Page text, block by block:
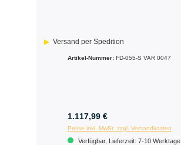
Versand per Spedition
Artikel-Nummer: FD-055-S VAR 0047
1.117,99 €
Preise inkl. MwSt. zzgl. Versandkosten
Verfügbar, Lieferzeit: 7-10 Werktage